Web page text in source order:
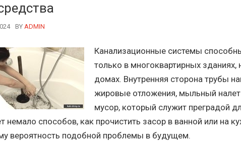
BY AUTHOR
ADMIN
Канализационные системы
только в многоквартирных зданиях,
домах. Внутренняя сторона трубы
жировые отложения, мыльный налет
мусор, который служит преградой
немало способов, как прочистить засор в ванной или на
вероятность подобной проблемы в будущем.